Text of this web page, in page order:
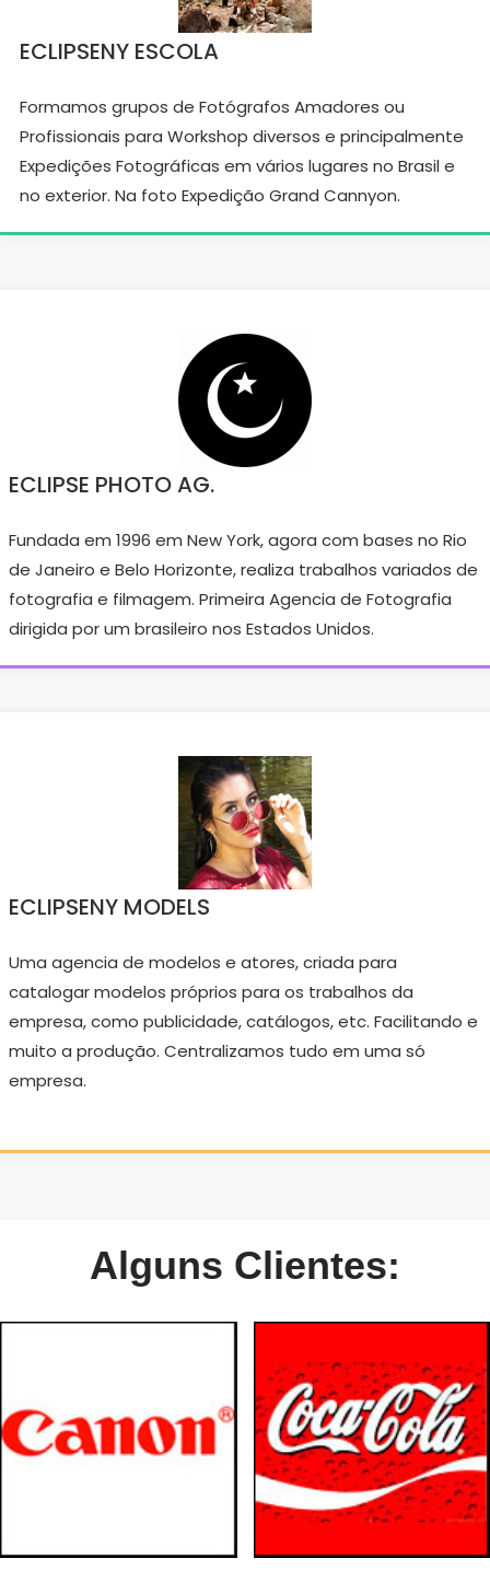
ECLIPSENY ESCOLA
Formamos grupos de Fotógrafos Amadores ou
Profissionais para Workshop diversos e principalmente
Expedições Fotográficas em vários lugares no Brasil e
no exterior. Na foto Expedição Grand Cannyon.
ECLIPSE PHOTO AG.
Fundada em 1996 em New York, agora com bases no Rio
de Janeiro e Belo Horizonte, realiza trabalhos variados de
fotografia e filmagem. Primeira Agencia de Fotografia
dirigida por um brasileiro nos Estados Unidos.
ECLIPSENY MODELS
Uma agencia de modelos e atores, criada para
catalogar modelos próprios para os trabalhos da
empresa, como publicidade, catálogos, etc. Facilitando e
muito a produção. Centralizamos tudo em uma só
empresa.
Alguns Clientes: